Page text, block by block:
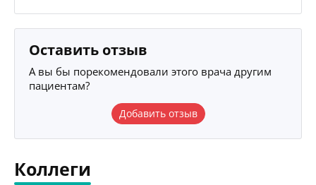
Оставить отзыв
А вы бы порекомендовали этого врача другим
пациентам?
Добавить отзыв
Коллеги